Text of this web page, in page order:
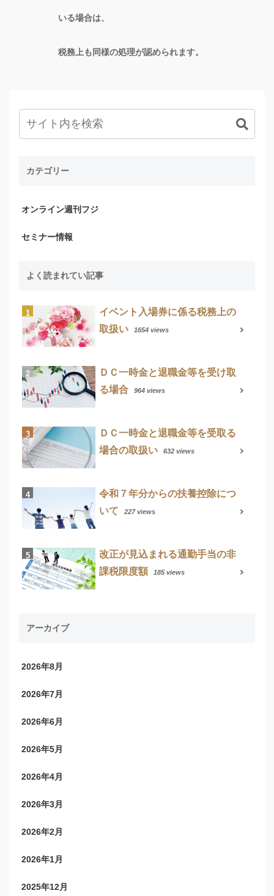
いる場合は、
税務上も同様の処理が認められます。
カテゴリー
オンライン週刊フジ
セミナー情報
よく読まれてい記事
イベント入場券に係る税務上の
取扱い
1654 views
ＤＣ一時金と退職金等を受け取
る場合
964 views
ＤＣ一時金と退職金等を受取る
場合の取扱い
632 views
令和７年分からの扶養控除につ
いて
227 views
改正が見込まれる通勤手当の非
課税限度額
185 views
アーカイブ
2026年8月
2026年7月
2026年6月
2026年5月
2026年4月
2026年3月
2026年2月
2026年1月
2025年12月